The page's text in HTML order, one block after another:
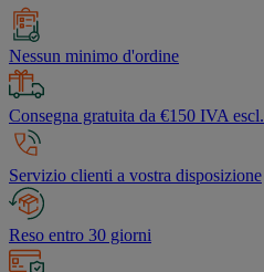
Nessun minimo d'ordine
Consegna gratuita da €150 IVA escl.
Servizio clienti a vostra disposizione
Reso entro 30 giorni